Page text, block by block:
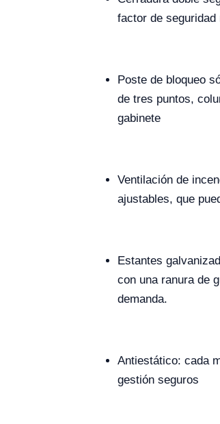
factor de seguridad
Poste de bloqueo
de tres puntos,
gabinete
Ventilación de
ajustables, que
Estantes
con una ranura de
demanda.
Antiestático: cada
gestión seguros